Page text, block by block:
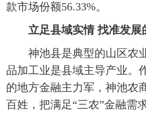
款市场份额56.33%。
立足县域实情 找准发展
神池县是典型的山区农
品加工业是县域主导产业。
的地方金融主力军，神池农
百姓，把满足“三农”金融需